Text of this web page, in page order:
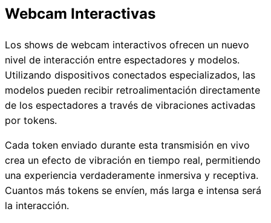
Webcam Interactivas
Los shows de webcam interactivos ofrecen un nuevo
nivel de interacción entre espectadores y modelos.
Utilizando dispositivos conectados especializados, las
modelos pueden recibir retroalimentación directamente
de los espectadores a través de vibraciones activadas
por tokens.
Cada token enviado durante esta transmisión en vivo
crea un efecto de vibración en tiempo real, permitiendo
una experiencia verdaderamente inmersiva y receptiva.
Cuantos más tokens se envíen, más larga e intensa será
la interacción.